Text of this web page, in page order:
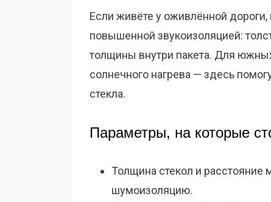
Если живёте у оживлённой
повышенной звукоизоляцией:
толщины внутри пакета. Для
солнечного нагрева — здесь
стекла.
Параметры, на которые
Толщина стекол и
шумоизоляцию.